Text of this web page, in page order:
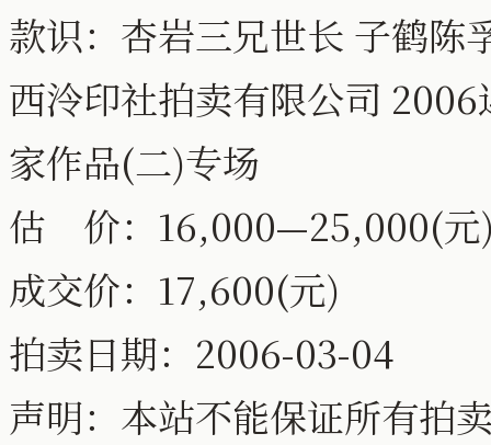
款识：杏岩三兄世长 子鹤陈
西泠印社拍卖有限公司
家作品(二)专场
估 价：16,000—25,000(元
成交价：17,600(元)
拍卖日期：2006-03-04
声明：本站不能保证所有拍